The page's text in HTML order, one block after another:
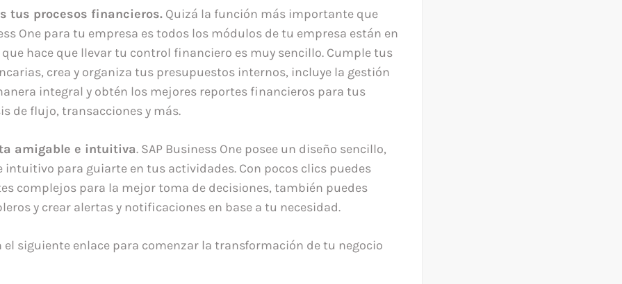
tus procesos financieros. Quizá la función más importante que
One para tu empresa es todos los módulos de tu empresa están en
hace que llevar tu control financiero es muy sencillo. Cumple tus
crea y organiza tus presupuestos internos, incluye la gestión
integral y obtén los mejores reportes financieros para tus
de flujo, transacciones y más.
amigable e intuitiva. SAP Business One posee un diseño sencillo,
intuitivo para guiarte en tus actividades. Con pocos clics puedes
complejos para la mejor toma de decisiones, también puedes
y crear alertas y notificaciones en base a tu necesidad.
el siguiente enlace para comenzar la transformación de tu negocio